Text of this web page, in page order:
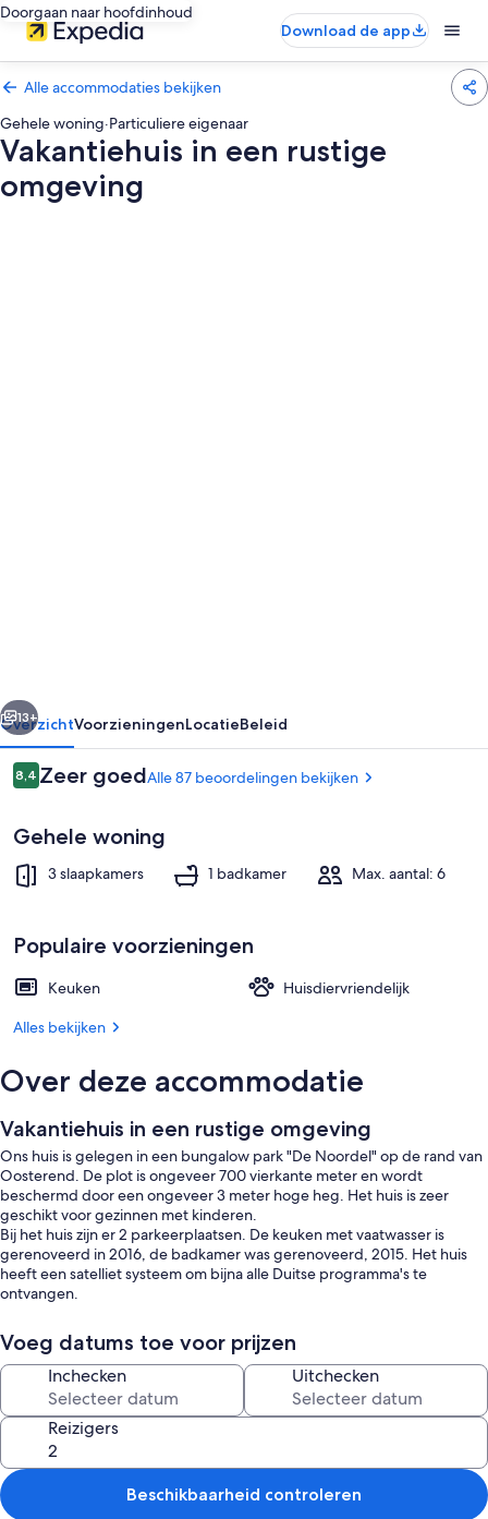
Doorgaan naar hoofdinhoud
Download de app
Alle accommodaties bekijken
Gehele woning·Particuliere eigenaar
Vakantiehuis in een rustige
omgeving
Terras
Volgende
13+
OverzichtVoorzieningenLocatieBeleid
Beoordelingen
8,48,4 op 10 –
Zeer goedAlle 87 beoordelingen bekijken
Gehele woning
3 slaapkamers 1 badkamer Max. aantal: 6
Populaire voorzieningen
Keuken
Huisdiervriendelijk
Alles bekijken
Over deze accommodatie
Vakantiehuis in een rustige omgeving
Ons huis is gelegen in een bungalow park "De Noordel" op de rand van
Oosterend. De plot is ongeveer 700 vierkante meter en wordt
beschermd door een ongeveer 3 meter hoge heg. Het huis is zeer
geschikt voor gezinnen met kinderen.
Bij het huis zijn er 2 parkeerplaatsen. De keuken met vaatwasser is
gerenoveerd in 2016, de badkamer was gerenoveerd, 2015. Het huis
heeft een satelliet systeem om bijna alle Duitse programma's te
ontvangen.
In Oosterend is een kleine supermarkt, een slager en een wijn en sterke
drank handel. Een klein aantal restaurants zijn beschikbaar.
Er zijn een verscheidenheid aan winkels en restaurants in de
belangrijkste stad van Den Burg (ongeveer 7 km van het huisje).
Het huis heeft drie slaapkamers voor 6 personen. Twee slaapkamers zijn
uitgerust met een "twijfelaar" voor 2 personen en een slaapkamer met
een stapelbed voor 2 personen.
Voeg datums toe voor prijzen
Inchecken Uitchecken
Reizigers
Beschikbaarheid controleren